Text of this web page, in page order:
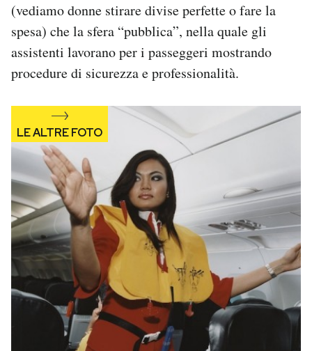
(vediamo donne stirare divise perfette o fare la
spesa) che la sfera “pubblica”, nella quale gli
assistenti lavorano per i passeggeri mostrando
procedure di sicurezza e professionalità.